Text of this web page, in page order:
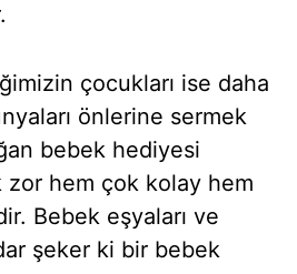
çocukları ise daha
önlerine sermek
bebek hediyesi
zor hem çok kolay hem
Bebek eşyaları ve
şeker ki bir bebek